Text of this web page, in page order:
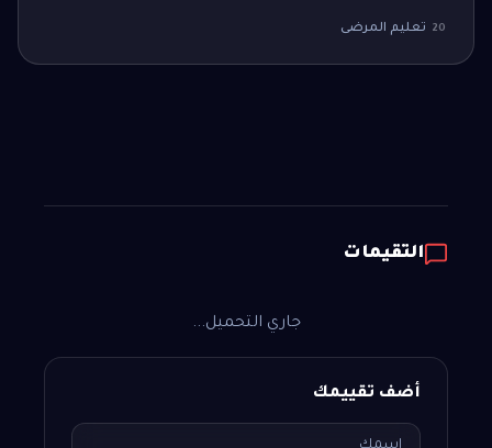
20 تعليم المرضى
التقيمات
جاري التحميل...
أضف تقييمك